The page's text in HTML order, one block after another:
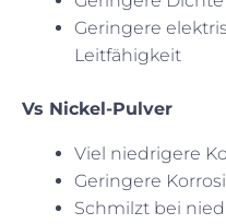
Geringere
Leitfähigkeit
Vs Nickel-Pulver
Viel niedrigere
Geringere
Schmilzt bei